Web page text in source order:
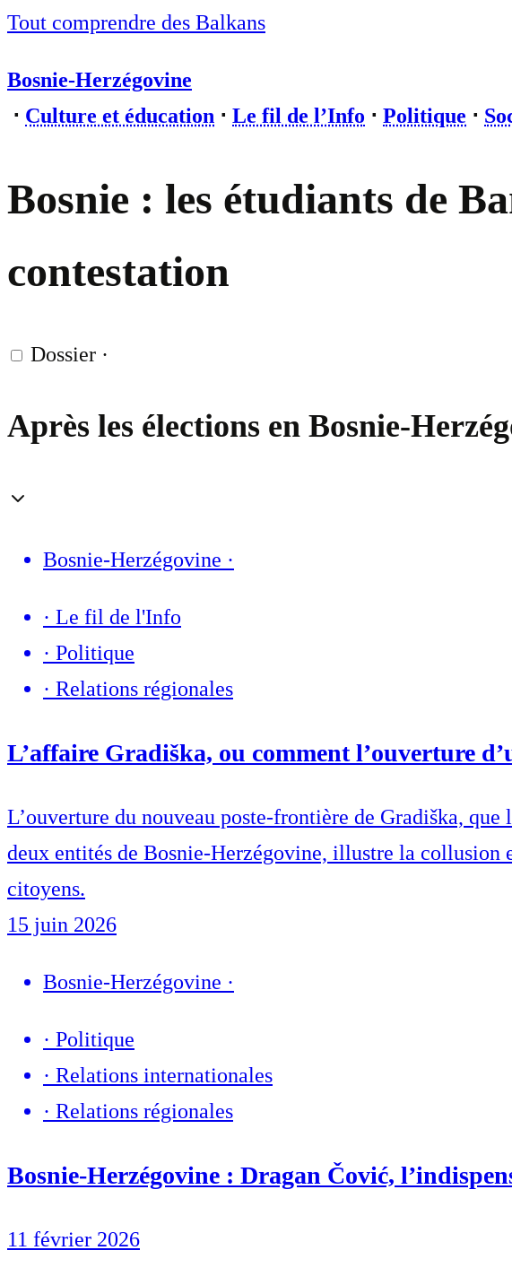
Tout comprendre des Balkans
Bosnie-Herzégovine
⋅ Culture et éducation ⋅ Le fil de l’Info ⋅ Politique ⋅
Bosnie : les étudiants de
contestation
Dossier ·
Après les élections en Bosnie-
Bosnie-Herzégovine ·
· Le fil de l'Info
· Politique
· Relations régionales
L’affaire Gradiška, ou comment l’ouverture
L’ouverture du nouveau poste-frontière de Gradiška,
deux entités de Bosnie-Herzégovine, illustre la collusion
citoyens.
15 juin 2026
Bosnie-Herzégovine ·
· Politique
· Relations internationales
· Relations régionales
Bosnie-Herzégovine : Dragan Čović,
11 février 2026